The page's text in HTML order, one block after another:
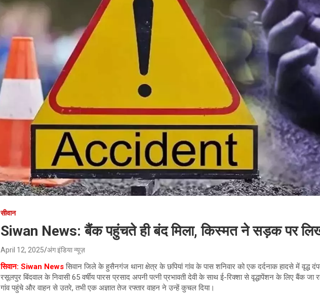
सीवान
Siwan News: बैंक पहुंचते ही बंद मिला, किस्मत ने सड़क पर
April 12, 2025 अंग इंडिया न्यूज़
सिवान: Siwan Newsसिवान जिले के हुसैनगंज थाना क्षेत्र के छपियां गांव के पास शनिवार को एक दर्दनाक हादसे में वृद्ध
रसूलपुर बिंदवाल के निवासी 65 वर्षीय पारस प्रसाद अपनी पत्नी प्रभावती देवी के साथ ई-रिक्शा से वृद्धापेंशन के लिए बैंक जा
गांव पहुंचे और वाहन से उतरे, तभी एक अज्ञात तेज रफ्तार वाहन ने उन्हें कुचल दिया।